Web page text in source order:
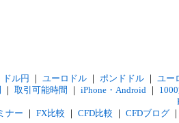
ドル円 ｜ ユーロドル｜ ポンドドル｜ ユー
｜ 取引可能時間 ｜ iPhone・Android ｜
ナー ｜ FX比較 ｜ CFD比較 ｜ CFDブログ